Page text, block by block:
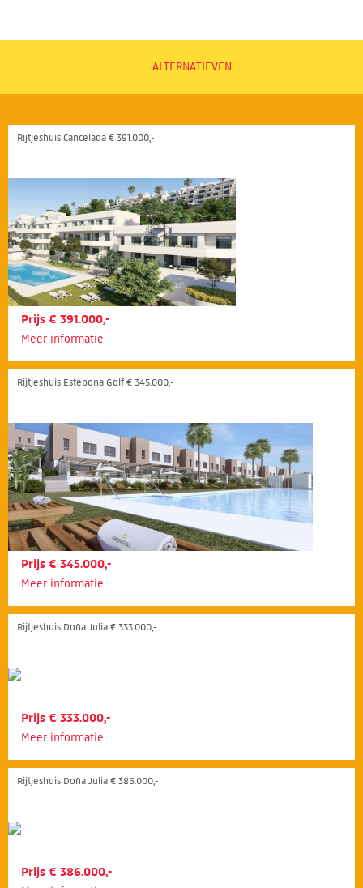
ALTERNATIEVEN
Rijtjeshuis Cancelada € 391.000,-
Prijs € 391.000,-
Meer informatie
Rijtjeshuis Estepona Golf € 345.000,-
Prijs € 345.000,-
Meer informatie
Rijtjeshuis Doña Julia € 333.000,-
Prijs € 333.000,-
Meer informatie
Rijtjeshuis Doña Julia € 386.000,-
Prijs € 386.000,-